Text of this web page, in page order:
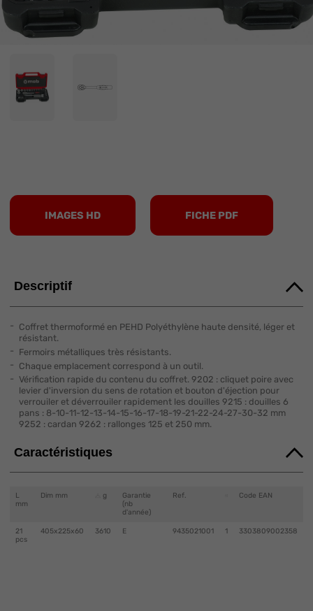
IMAGES HD FICHE PDF
Descriptif
Coffret thermoformé en PEHD Polyéthylène haute densité, léger et
résistant.
Fermoirs métalliques très résistants.
Chaque emplacement correspond à un outil.
Vérification rapide du contenu du coffret. 9202 : cliquet poire avec
levier d'inversion du sens de rotation et bouton d'éjection pour
verrouiler et déverrouiler rapidement les douilles 9215 : douilles 6
pans : 8-10-11-12-13-14-15-16-17-18-19-21-22-24-27-30-32 mm
9252 : cardan 9262 : rallonges 125 et 250 mm.
Caractéristiques
L
mm
Dim mm g
Garantie
(nb
d'année)
Ref. Code EAN
21
pcs
405x225x60 3610 E 9435021001 1 3303809002358